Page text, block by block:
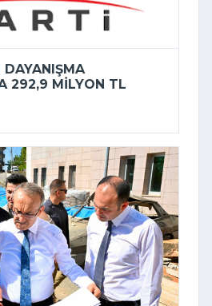
DAYANIŞMA
292,9 MILYON TL